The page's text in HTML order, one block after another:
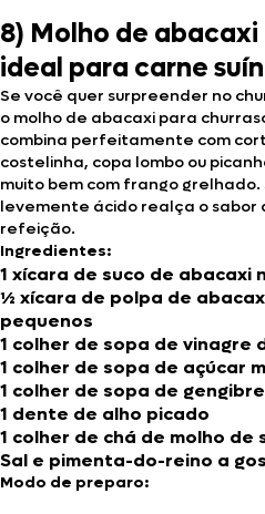
8) Molho de
ideal para carne
Se você quer surpreender no
o molho de abacaxi para
combina perfeitamente com
costelinha, copa lombo ou
muito bem com frango grelhado.
levemente ácido realça o sabor
refeição.
Ingredientes:
1 xícara de suco de abacaxi
½ xícara de polpa de
pequenos
1 colher de sopa de vinagre
1 colher de sopa de açúcar
1 colher de sopa de
1 dente de alho picado
1 colher de chá de molho de
Sal e pimenta-do-reino a
Modo de preparo: